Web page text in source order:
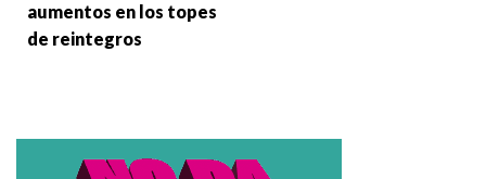
aumentos en los topes
de reintegros